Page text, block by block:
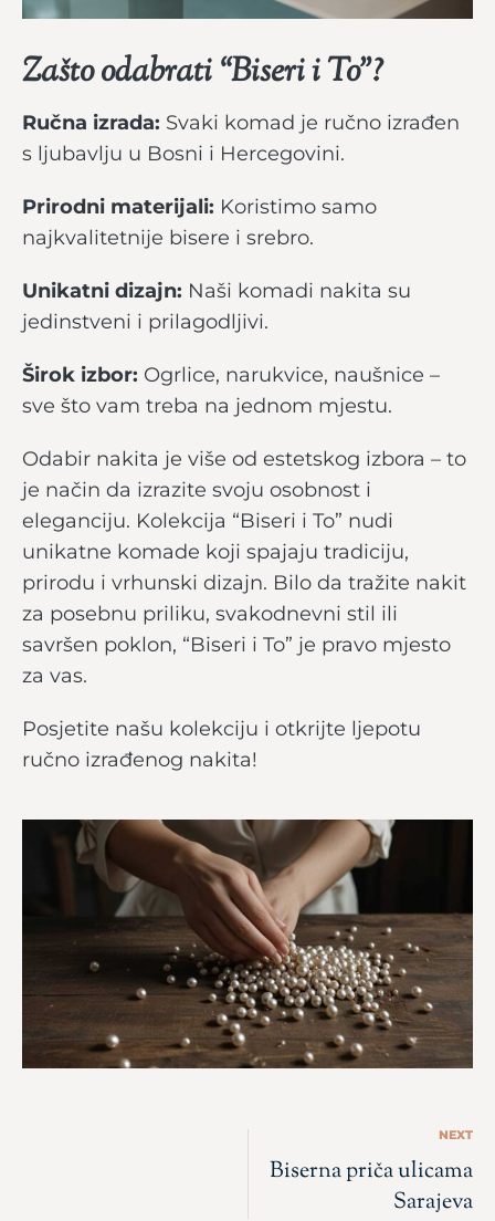
Zašto odabrati “Biseri i To”?
Ručna izrada: Svaki komad je ručno izrađen
s ljubavlju u Bosni i Hercegovini.
Prirodni materijali: Koristimo samo
najkvalitetnije bisere i srebro.
Unikatni dizajn: Naši komadi nakita su
jedinstveni i prilagodljivi.
Širok izbor: Ogrlice, narukvice, naušnice –
sve što vam treba na jednom mjestu.
Odabir nakita je više od estetskog izbora – to
je način da izrazite svoju osobnost i
eleganciju. Kolekcija “Biseri i To” nudi
unikatne komade koji spajaju tradiciju,
prirodu i vrhunski dizajn. Bilo da tražite nakit
za posebnu priliku, svakodnevni stil ili
savršen poklon, “Biseri i To” je pravo mjesto
za vas.
Posjetite našu kolekciju i otkrijte ljepotu
ručno izrađenog nakita!
NEXT
Biserna priča ulicama
Sarajeva